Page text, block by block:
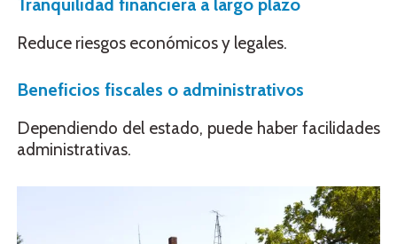
Reduce riesgos económicos y legales.
Beneficios fiscales o administrativos
Dependiendo del estado, puede haber facilidades
administrativas.